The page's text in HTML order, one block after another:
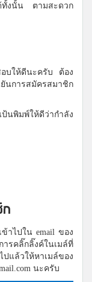
ทั้งนั้น ตามสะดวก
บให้ดีนะครับ ต้อง
นการสมัครสมาชิก
ป้นพิมพ์ให้ดีว่ากำลัง
าไปใน email ของ
รคลิ๊กลิ๊งค์ในเมล์ที่
ล้วให้หาเมล์ของ
นะครับ